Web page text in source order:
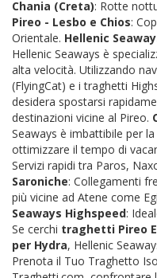
Chania (Creta): Rotte
Pireo - Lesbo e Chios:
Orientale. Hellenic
Hellenic Seaways è
alta velocità. Utilizzando
(FlyingCat) e i traghetti
desidera spostarsi
destinazioni vicine al Pireo.
Seaways è imbattibile per
ottimizzare il tempo di
Servizi rapidi tra Paros,
Saroniche: Collegamenti
più vicine ad Atene come
Seaways Highspeed:
Se cerchi traghetti Pireo
per Hydra, Hellenic
Prenota il Tuo Traghetto